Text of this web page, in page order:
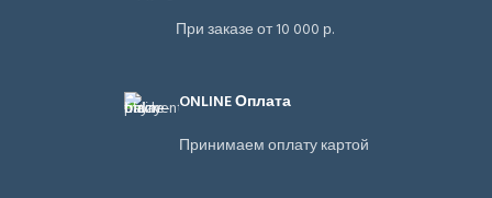
При заказе от 10 000 р.
ONLINE Оплата
Принимаем оплату картой